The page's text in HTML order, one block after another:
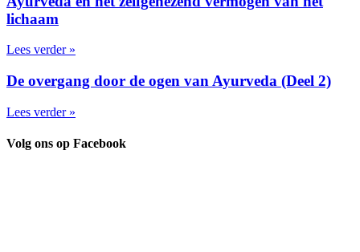
lichaam
Lees verder »
De overgang door de ogen van Ayurveda (Deel 2)
Lees verder »
Volg ons op Facebook